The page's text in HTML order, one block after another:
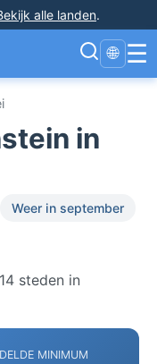
alle landen.
🌐 ☰
in
Weer in september
steden in
MINIMUM